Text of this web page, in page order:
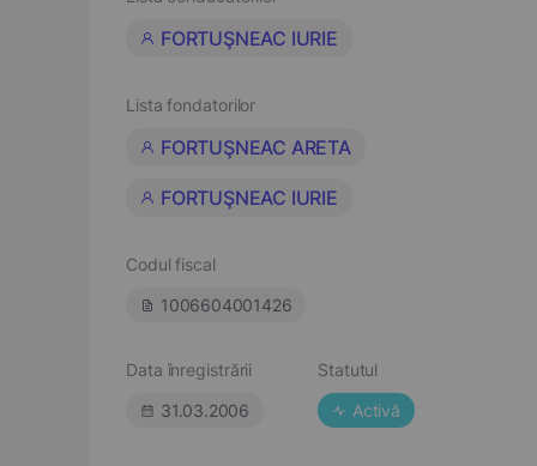
FORTUŞNEAC IURIE
Lista fondatorilor
FORTUŞNEAC ARETA
FORTUŞNEAC IURIE
Codul fiscal
1006604001426
Data înregistrării
31.03.2006
Statutul
Activă